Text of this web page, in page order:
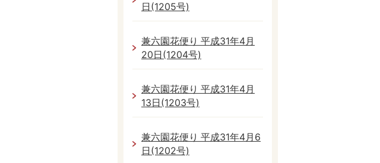
日(1205号)
兼六園花便り 平成31年4月
20日(1204号)
兼六園花便り 平成31年4月
13日(1203号)
兼六園花便り 平成31年4月6
日(1202号)